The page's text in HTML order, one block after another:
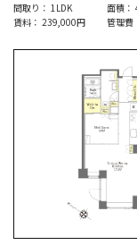
間取り： 1LDK
面積：
賃料： 239,000円
管理費